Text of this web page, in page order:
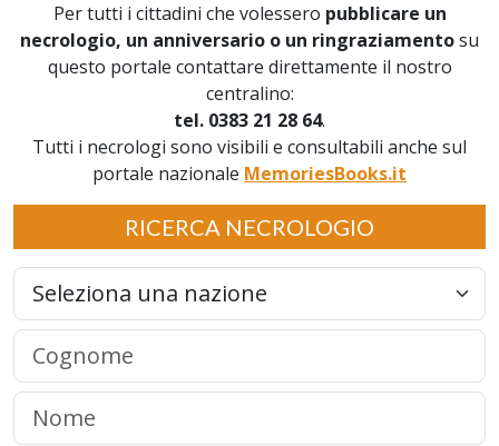
Per tutti i cittadini che volessero pubblicare un
necrologio, un anniversario o un ringraziamentosu
questo portale contattare direttamente il nostro
centralino:
tel. 0383 21 28 64.
Tutti i necrologi sono visibili e consultabili anche sul
portale nazionale MemoriesBooks.it
RICERCA NECROLOGIO